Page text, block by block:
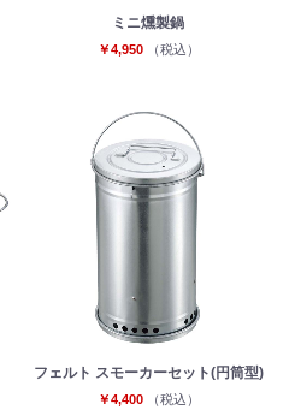
ミニ燻製鍋
￥4,950 （税込）
フェルト スモーカーセット(円筒型)
￥4,400 （税込）